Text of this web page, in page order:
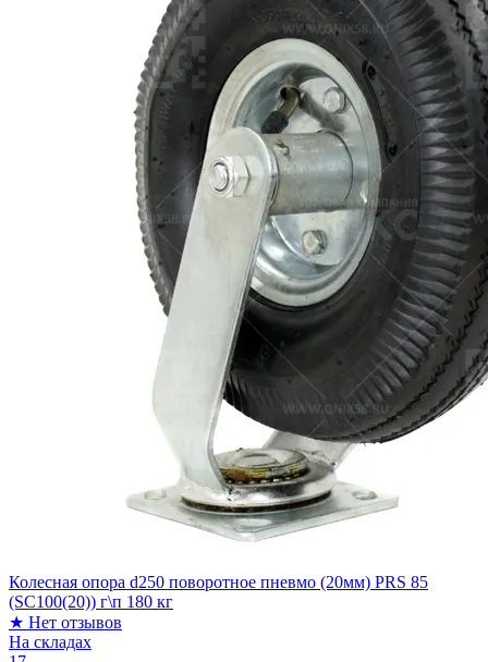
Колесная опора d250 поворотное пневмо (20мм) PRS 85
(SC100(20)) г\п 180 кг
★ Нет отзывов
На складах